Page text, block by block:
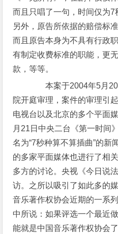
而且只唱了一句，时间仅为7
另外，原告所依据的赔偿标
而且原告本身为不具有行政
有制定收费标准的职能，更
款，等等。
本案于2004年5月20
院开庭审理，案件的审理引
电视台以及北京的多个平面
月21日中央二台《第一时间
名为“7秒种算不算插曲”的新
的多家平面媒体也进行了相
多方的讨论。央视《今日说
访。之所以吸引了如此多的
音乐著作权协会近期的一系
中所说：如果评选一个最近
能就是中国音乐著作权协会